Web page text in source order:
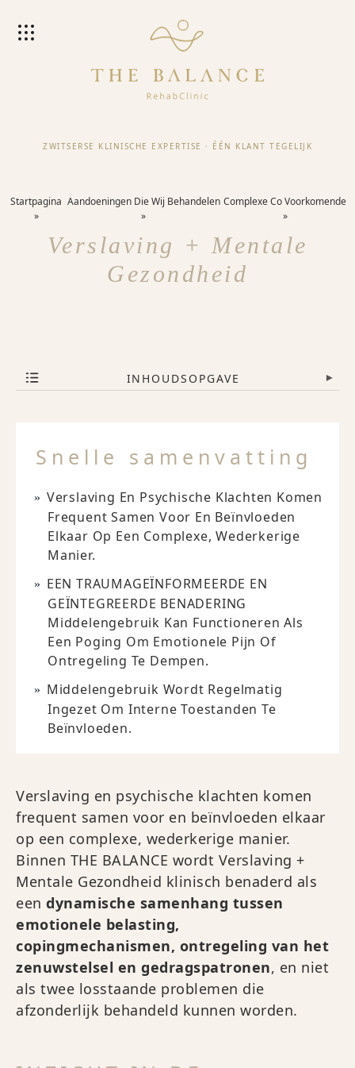
ZWITSERSE KLINISCHE EXPERTISE · ÉÉN KLANT TEGELIJK
Startpagina Aandoeningen Die Wij Behandelen Complexe Co Voorkomende
Verslaving + Mentale
Gezondheid
INHOUDSOPGAVE ▾
Snelle samenvatting
Verslaving En Psychische Klachten Komen
Frequent Samen Voor En Beïnvloeden
Elkaar Op Een Complexe, Wederkerige
Manier.
EEN TRAUMAGEÏNFORMEERDE EN
GEÏNTEGREERDE BENADERING
Middelengebruik Kan Functioneren Als
Een Poging Om Emotionele Pijn Of
Ontregeling Te Dempen.
Middelengebruik Wordt Regelmatig
Ingezet Om Interne Toestanden Te
Beïnvloeden.
Verslaving en psychische klachten komen
frequent samen voor en beïnvloeden elkaar
op een complexe, wederkerige manier.
Binnen THE BALANCE wordt Verslaving +
Mentale Gezondheid klinisch benaderd als
een dynamische samenhang tussen
emotionele belasting,
copingmechanismen, ontregeling van het
zenuwstelsel en gedragspatronen, en niet
als twee losstaande problemen die
afzonderlijk behandeld kunnen worden.